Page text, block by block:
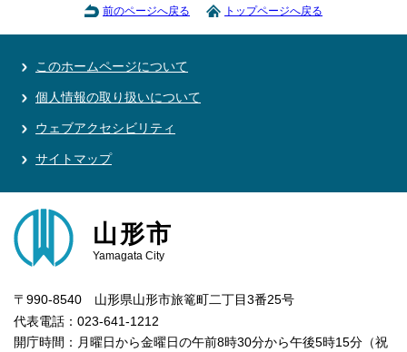
前のページへ戻る トップページへ戻る
このホームページについて
個人情報の取り扱いについて
ウェブアクセシビリティ
サイトマップ
山形市
Yamagata City
〒990-8540 山形県山形市旅篭町二丁目3番25号
代表電話：023-641-1212
開庁時間：月曜日から金曜日の午前8時30分から午後5時15分（祝